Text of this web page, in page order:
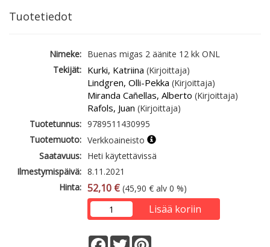
Tuotetiedot
Nimeke: Buenas migas 2 äänite 12 kk ONL
Tekijät: Kurki, Katriina (Kirjoittaja)
Lindgren, Olli-Pekka (Kirjoittaja)
Miranda Cañellas, Alberto (Kirjoittaja)
Rafols, Juan (Kirjoittaja)
Tuotetunnus: 9789511430995
Tuotemuoto: Verkkoaineisto
Saatavuus: Heti käytettävissä
Ilmestymispäivä: 8.11.2021
Hinta: 52,10 € (45,90 € alv 0 %)
Lisää koriin
Facebook
Twitter